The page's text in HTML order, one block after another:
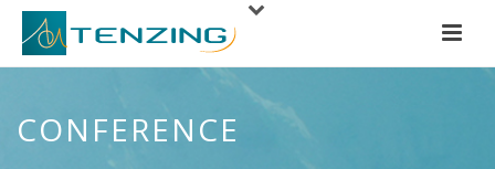
CONFERENCE